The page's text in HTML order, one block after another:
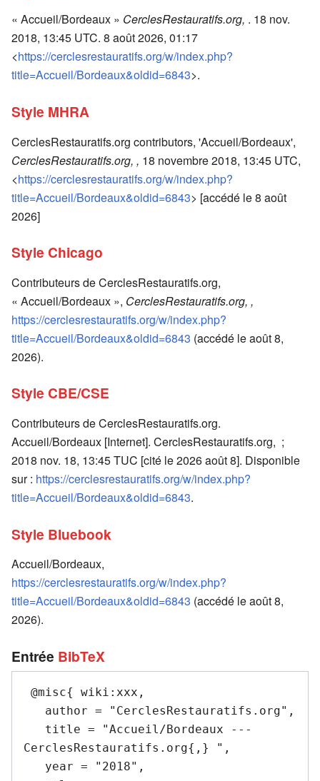
« Accueil/Bordeaux » CerclesRestauratifs.org, . 18 nov.
2018, 13:45 UTC. 8 août 2026, 01:17
<https://cerclesrestauratifs.org/w/index.php?
title=Accueil/Bordeaux&oldid=6843>.
Style MHRA
CerclesRestauratifs.org contributors, 'Accueil/Bordeaux',
CerclesRestauratifs.org, , 18 novembre 2018, 13:45 UTC,
<https://cerclesrestauratifs.org/w/index.php?
title=Accueil/Bordeaux&oldid=6843> [accédé le 8 août
2026]
Style Chicago
Contributeurs de CerclesRestauratifs.org,
« Accueil/Bordeaux », CerclesRestauratifs.org, ,
https://cerclesrestauratifs.org/w/index.php?
title=Accueil/Bordeaux&oldid=6843 (accédé le août 8,
2026).
Style CBE/CSE
Contributeurs de CerclesRestauratifs.org.
Accueil/Bordeaux [Internet]. CerclesRestauratifs.org, ;
2018 nov. 18, 13:45 TUC [cité le 2026 août 8]. Disponible
sur : https://cerclesrestauratifs.org/w/index.php?
title=Accueil/Bordeaux&oldid=6843.
Style Bluebook
Accueil/Bordeaux,
https://cerclesrestauratifs.org/w/index.php?
title=Accueil/Bordeaux&oldid=6843 (accédé le août 8,
2026).
Entrée BibTeX
CerclesRestauratifs.org{,} ",